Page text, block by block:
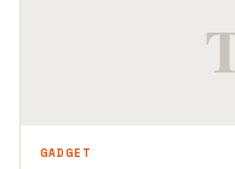
GADGET